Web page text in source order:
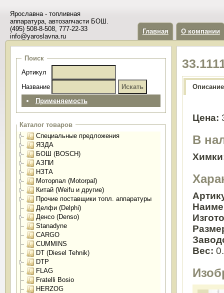
Ярославна - топливная
аппаратура, автозапчасти БОШ.
(495) 508-8-508, 777-22-33
info@yaroslavna.ru
Главная О компании
Поиск
Артикул
Название
Применяемость
Каталог товаров
Специальные предложения
ЯЗДА
БОШ (BOSCH)
АЗПИ
НЗТА
Моторпал (Motorpal)
Китай (Weifu и другие)
Прочие поставщики топл. аппаратуры
Делфи (Delphi)
Денсо (Denso)
Stanadyne
CARGO
CUMMINS
DT (Diesel Tehnik)
DTP
FLAG
Fratelli Bosio
HERZOG
Описание
Цена:
В
Вес: